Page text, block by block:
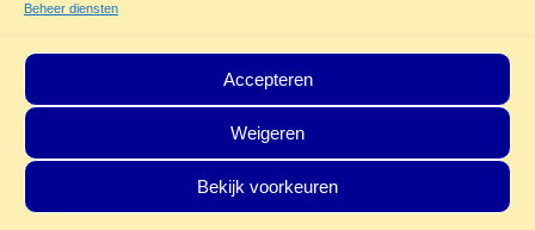
Beheer diensten
Accepteren
Weigeren
Bekijk voorkeuren
© Copyright - Poppentheater Cassiopeia | Deze site is beschermd door
reCAPTCHA and the GooglePrivacy PolicyenTerms of Servicezijn van